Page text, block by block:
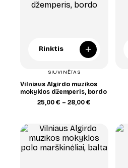
Rinktis +
SIUVINĖTAS
Vilniaus Algirdo muzikos
mokyklos džemperis, bordo
25,00€ – 28,00€
through
28,00 €